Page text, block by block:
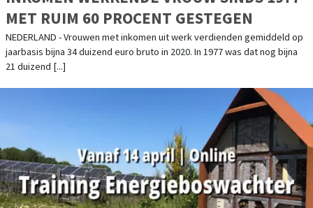
MET RUIM 60 PROCENT GESTEGEN
NEDERLAND - Vrouwen met inkomen uit werk verdienden gemiddeld op
jaarbasis bijna 34 duizend euro bruto in 2020. In 1977 was dat nog bijna
21 duizend [...]